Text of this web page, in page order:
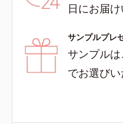
日にお届
サンプルプレ
サンプル
でお選び